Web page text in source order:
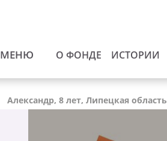
МЕНЮ О ФОНДЕ ИСТОРИИ
Александр, 8 лет, Липецкая область